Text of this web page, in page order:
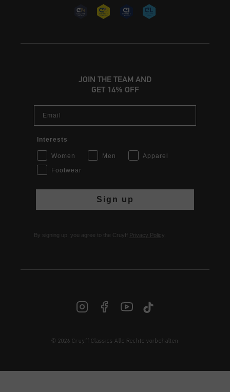
DE | € EUR
JOIN THE TEAM AND
GET 14% OFF
Interests
Women Men
Apparel
Footwear
Sign up
By signing up, you agree to the Cruyff Privacy Policy
© 2026 Cruyff Classics Alle Rechte vorbehalten